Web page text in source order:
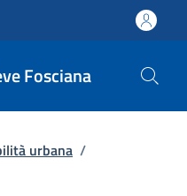
Fosciana
urbana /